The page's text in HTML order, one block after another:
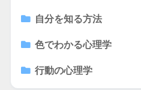
自分を知る方法
色でわかる心理学
行動の心理学